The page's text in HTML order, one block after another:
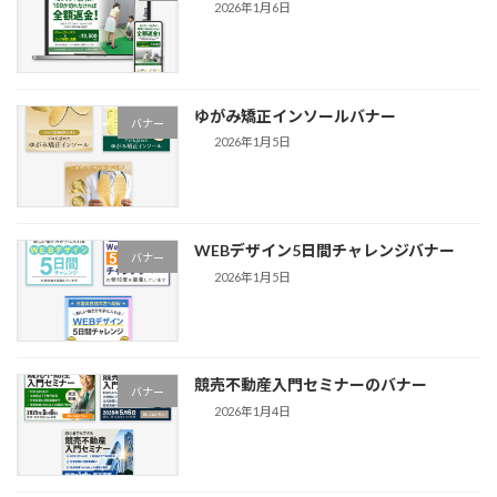
2026年1月6日
バナー ゆがみ矯正インソールバナー
2026年1月5日
バナー WEBデザイン5日間チャレンジバナー
2026年1月5日
バナー 競売不動産入門セミナーのバナー
2026年1月4日